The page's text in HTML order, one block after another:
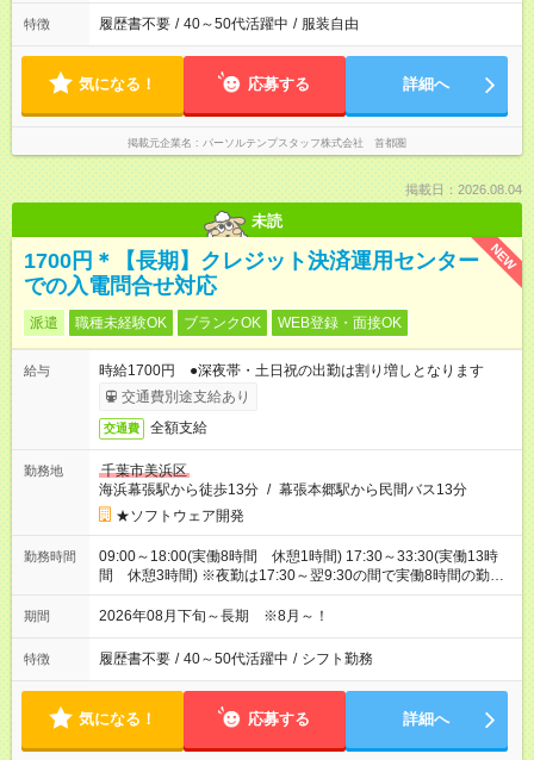
特徴 履歴書不要 / 40～50代活躍中 / 服装自由
気になる！ 応募する 詳細へ
掲載元企業名 パーソルテンプスタッフ株式会社 首都圏
掲載日：2026.08.04
未読
NEW
1700円＊【長期】クレジット決済運用センター
での入電問合せ対応
派遣 職種未経験OK ブランクOK WEB登録・面接OK
給与
時給1700円 ●深夜帯・土日祝の出勤は割り増しとなります
交通費別途支給あり
交通費 全額支給
勤務地
千葉市美浜区
海浜幕張駅から徒歩13分 / 幕張本郷駅から民間バス13分
★ソフトウェア開発
勤務時間
09:00～18:00(実働8時間 休憩1時間) 17:30～33:30(実働13時
間 休憩3時間) ※夜勤は17:30～翌9:30の間で実働8時間の勤務
となります※夜勤月6回
期間 2026年08月下旬～長期 ※8月～！
特徴 履歴書不要 / 40～50代活躍中 / シフト勤務
気になる！ 応募する 詳細へ